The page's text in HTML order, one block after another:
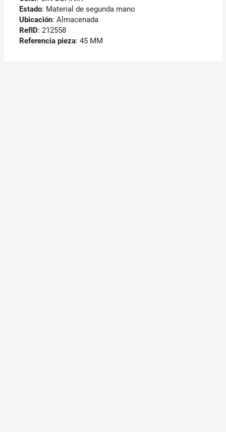
Estado: Material de segunda mano
Ubicación: Almacenada
RefID: 212558
Referencia pieza: 45 MM